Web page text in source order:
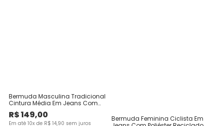
Bermuda Masculina Tradicional
Cintura Média Em Jeans Com
Poliéster Reciclado
R$149,00
Em até 10x de R$ 14,90 sem juros
Bermuda Feminina Ciclista Em